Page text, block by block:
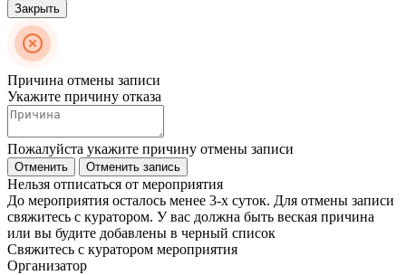
Закрыть
Причина отмены записи
Укажите причину отказа
Пожалуйста укажите причину отмены записи
Отменить Отменить запись
Нельзя отписаться от мероприятия
До мероприятия осталось менее 3-х суток. Для отмены записи
свяжитесь с куратором. У вас должна быть веская причина
или вы будите добавлены в черный список
Свяжитесь с куратором мероприятия
Организатор